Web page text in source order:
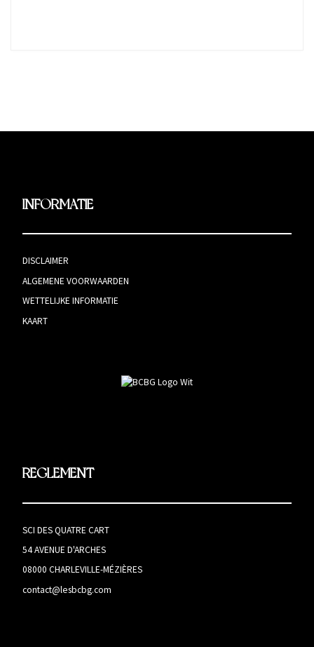
INFORMATIE
DISCLAIMER
ALGEMENE VOORWAARDEN
WETTELIJKE INFORMATIE
KAART
REGLEMENT
SCI DES QUATRE CART
54 AVENUE D'ARCHES
08000 CHARLEVILLE-MÉZIÈRES
contact@lesbcbg.com